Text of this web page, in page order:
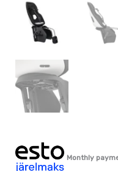
Monthly